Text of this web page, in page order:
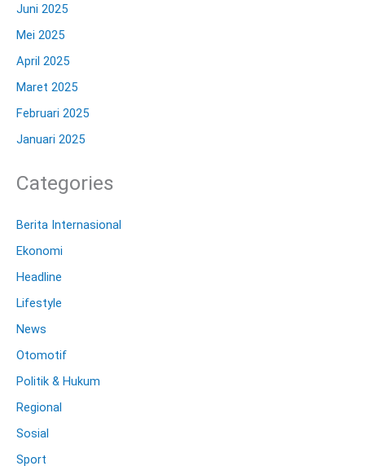
Juni 2025
Mei 2025
April 2025
Maret 2025
Februari 2025
Januari 2025
Categories
Berita Internasional
Ekonomi
Headline
Lifestyle
News
Otomotif
Politik & Hukum
Regional
Sosial
Sport